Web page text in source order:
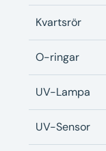
Kvartsrör
O-ringar
UV-Lampa
UV-Sensor